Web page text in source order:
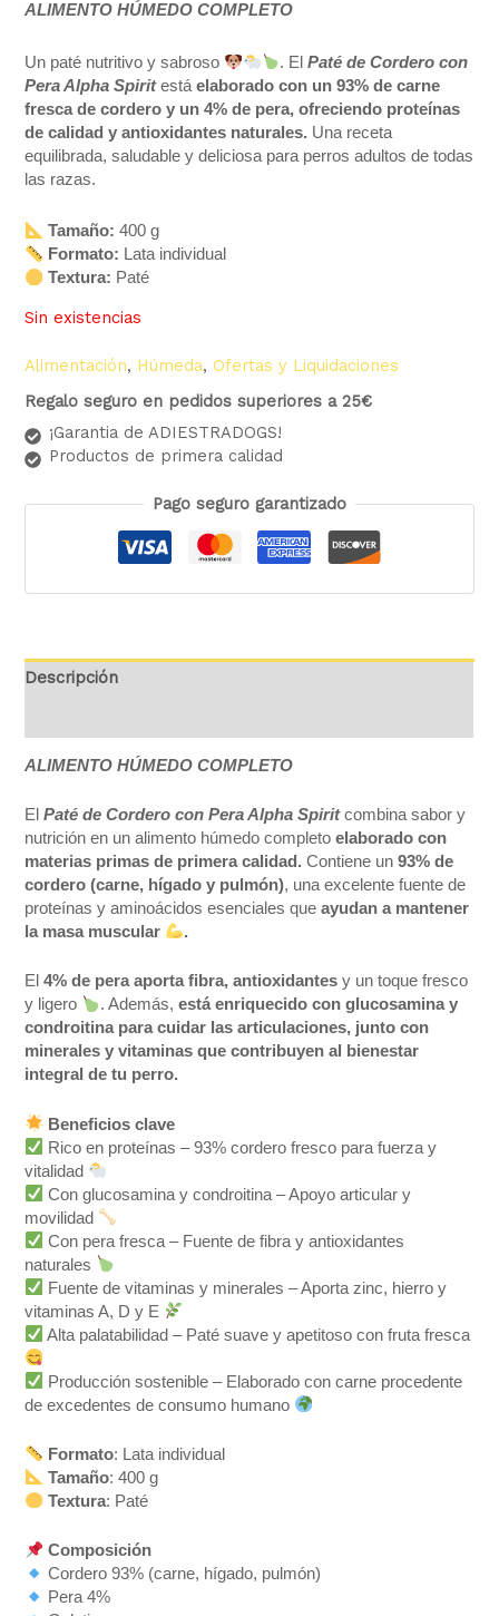
ALIMENTO HÚMEDO COMPLETO
Un paté nutritivo y sabroso . ElPaté de Cordero con
Pera Alpha Spiritestáelaborado con un 93% de carne
fresca de cordero y un 4% de pera, ofreciendo proteínas
de calidad y antioxidantes naturales. Una receta
equilibrada, saludable y deliciosa para perros adultos de todas
las razas.
Tamaño: 400 g
Formato: Lata individual
Textura: Paté
Sin existencias
Alimentación, Húmeda, Ofertas y Liquidaciones
Regalo seguro en pedidos superiores a 25€
¡Garantia de ADIESTRADOGS!
Productos de primera calidad
Pago seguro garantizado
Descripción
ALIMENTO HÚMEDO COMPLETO
ElPaté de Cordero con Pera Alpha Spiritcombina sabor y
nutrición en un alimento húmedo completoelaborado con
materias primas de primera calidad. Contiene un93% de
cordero (carne, hígado y pulmón), una excelente fuente de
proteínas y aminoácidos esenciales queayudan a mantener
la masa muscular
.
El 4% de pera aporta fibra, antioxidantes y un toque fresco
y ligero
. Además,está enriquecido con glucosamina y
condroitina para cuidar las articulaciones, junto con
minerales y vitaminas que contribuyen al bienestar
integral de tu perro.
Beneficios clave
Rico en proteínas – 93% cordero fresco para fuerza y
vitalidad
Con glucosamina y condroitina – Apoyo articular y
movilidad
Con pera fresca – Fuente de fibra y antioxidantes
naturales
Fuente de vitaminas y minerales – Aporta zinc, hierro y
vitaminas A, D y E
Alta palatabilidad – Paté suave y apetitoso con fruta fresca
Producción sostenible – Elaborado con carne procedente
de excedentes de consumo humano
Formato: Lata individual
Tamaño: 400 g
Textura: Paté
Composición
Cordero 93% (carne, hígado, pulmón)
Pera 4%